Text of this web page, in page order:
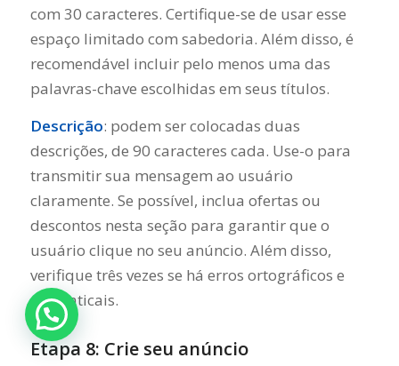
com 30 caracteres. Certifique-se de usar esse
espaço limitado com sabedoria. Além disso, é
recomendável incluir pelo menos uma das
palavras-chave escolhidas em seus títulos.
Descrição: podem ser colocadas duas
descrições, de 90 caracteres cada. Use-o para
transmitir sua mensagem ao usuário
claramente. Se possível, inclua ofertas ou
descontos nesta seção para garantir que o
usuário clique no seu anúncio. Além disso,
verifique três vezes se há erros ortográficos e
gramaticais.
Etapa 8: Crie seu anúncio